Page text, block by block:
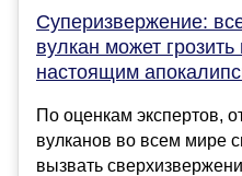
Суперизвержение:
вулкан может грозить
настоящим
По оценкам экспертов,
вулканов во всем мире
вызвать